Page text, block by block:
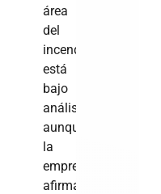
área
del
incendio,
está
bajo
análisis,
aunque
la
empresa
afirma